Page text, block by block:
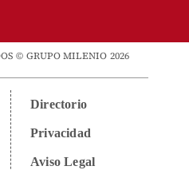
© GRUPO MILENIO 2026
Directorio
Privacidad
Aviso Legal